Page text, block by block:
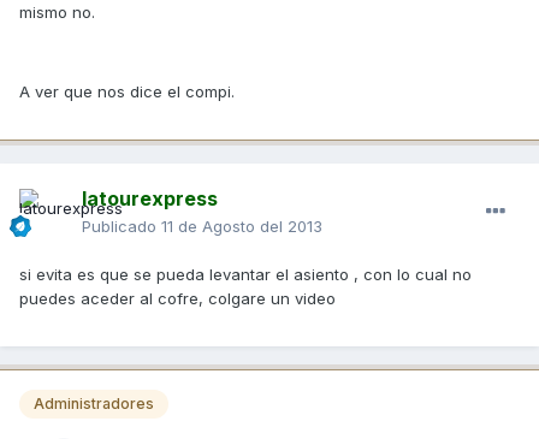
mismo no.
A ver que nos dice el compi.
latourexpress
Publicado 11 de Agosto del 2013
si evita es que se pueda levantar el asiento , con lo cual no
puedes aceder al cofre, colgare un video
Administradores